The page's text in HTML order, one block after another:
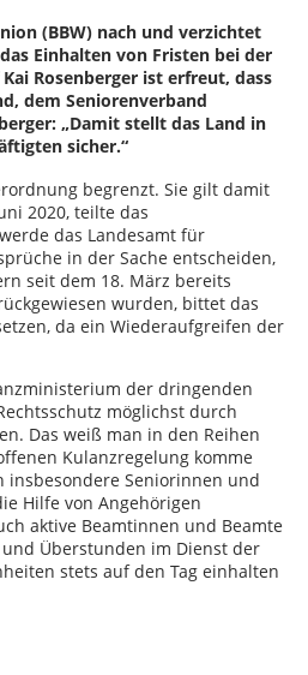
(BBW) nach und verzichtet
Einhalten von Fristen bei der
Rosenberger ist erfreut, dass
dem Seniorenverband
„Damit stellt das Land in
sicher.“
begrenzt. Sie gilt damit
2020, teilte das
das Landesamt für
in der Sache entscheiden,
seit dem 18. März bereits
wurden, bittet das
da ein Wiederaufgreifen der
der dringenden
möglichst durch
Das weiß man in den Reihen
Kulanzregelung komme
insbesondere Seniorinnen und
Hilfe von Angehörigen
aktive Beamtinnen und Beamte
Überstunden im Dienst der
stets auf den Tag einhalten